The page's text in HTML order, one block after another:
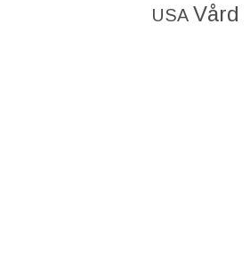
USA Vård